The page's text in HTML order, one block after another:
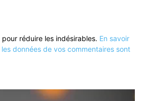
réduire les indésirables. En savoir
données de vos commentaires sont